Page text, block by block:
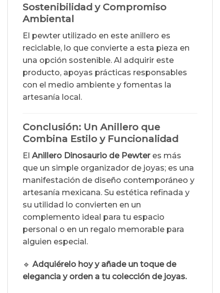
Sostenibilidad y Compromiso
Ambiental
El pewter utilizado en este anillero es
reciclable, lo que convierte a esta pieza en
una opción sostenible. Al adquirir este
producto, apoyas prácticas responsables
con el medio ambiente y fomentas la
artesanía local.
Conclusión: Un Anillero que
Combina Estilo y Funcionalidad
El Anillero Dinosaurio de Pewteres más
que un simple organizador de joyas; es una
manifestación de diseño contemporáneo y
artesanía mexicana. Su estética refinada y
su utilidad lo convierten en un
complemento ideal para tu espacio
personal o en un regalo memorable para
alguien especial.
🔹 Adquiérelo hoy y añade un toque de
elegancia y orden a tu colección de joyas.